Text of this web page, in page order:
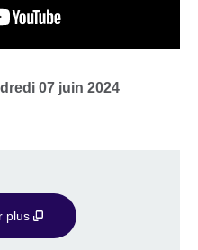
07 juin 2024
plus